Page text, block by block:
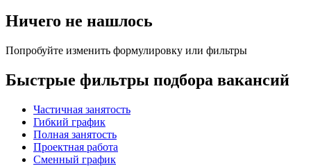
Ничего не нашлось
Попробуйте изменить формулировку или фильтры
Быстрые фильтры подбора вакансий
Частичная занятость
Гибкий график
Полная занятость
Проектная работа
Сменный график